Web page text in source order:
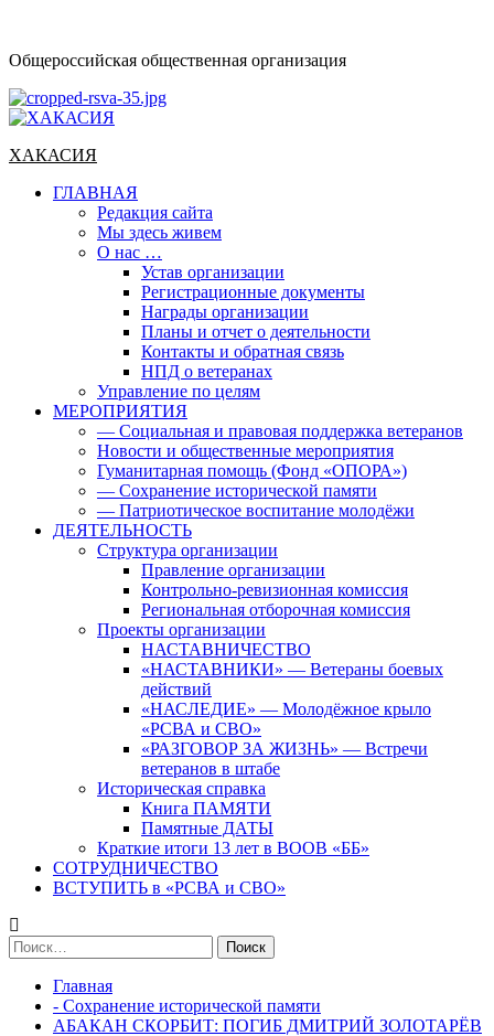
Общероссийская общественная организация
Основное
ХАКАСИЯ
ГЛАВНАЯ
Редакция сайта
Мы здесь живем
О нас …
Устав организации
Регистрационные документы
Награды организации
Планы и отчет о деятельности
Контакты и обратная связь
НПД о ветеранах
Управление по целям
МЕРОПРИЯТИЯ
— Социальная и правовая поддержка ветеранов
Новости и общественные мероприятия
Гуманитарная помощь (Фонд «ОПОРА»)
— Сохранение исторической памяти
— Патриотическое воспитание молодёжи
ДЕЯТЕЛЬНОСТЬ
Структура организации
Правление организации
Контрольно-ревизионная комиссия
Региональная отборочная комиссия
Проекты организации
НАСТАВНИЧЕСТВО
«НАСТАВНИКИ» — Ветераны боевых
действий
«НАСЛЕДИЕ» — Молодёжное крыло
«РСВА и СВО»
«РАЗГОВОР ЗА ЖИЗНЬ» — Встречи
ветеранов в штабе
Историческая справка
Книга ПАМЯТИ
Памятные ДАТЫ
Краткие итоги 13 лет в ВООВ «ББ»
СОТРУДНИЧЕСТВО
ВСТУПИТЬ в «РСВА и СВО»
Найти:
Главная
- Сохранение исторической памяти
АБАКАН СКОРБИТ: ПОГИБ ДМИТРИЙ ЗОЛОТАРЁВ